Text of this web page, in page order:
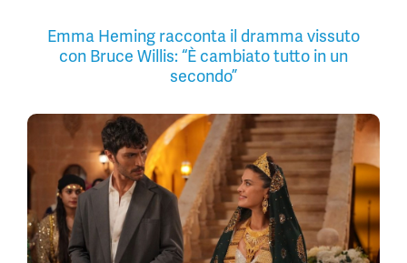
Emma Heming racconta il dramma vissuto
con Bruce Willis: “È cambiato tutto in un
secondo”